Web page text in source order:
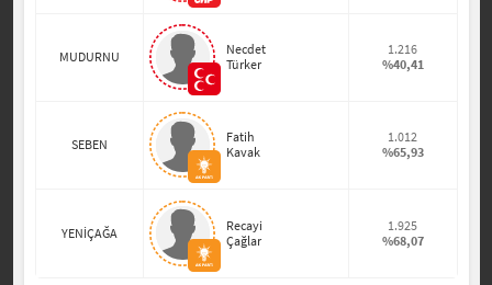
MUDURNU
Necdet
Türker
1.216
%40,41
SEBEN
Fatih
Kavak
1.012
%65,93
YENİÇAĞA
Recayi
Çağlar
1.925
%68,07